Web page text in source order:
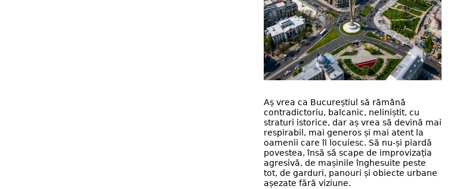
Aș vrea ca Bucureștiul să rămână
contradictoriu, balcanic, neliniștit, cu
straturi istorice, dar aș vrea să devină mai
respirabil, mai generos și mai atent la
oamenii care îl locuiesc. Să nu-și piardă
povestea, însă să scape de improvizația
agresivă, de mașinile înghesuite peste
tot, de garduri, panouri și obiecte urbane
așezate fără viziune.